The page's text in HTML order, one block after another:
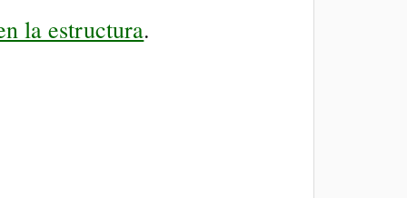
la estructura.